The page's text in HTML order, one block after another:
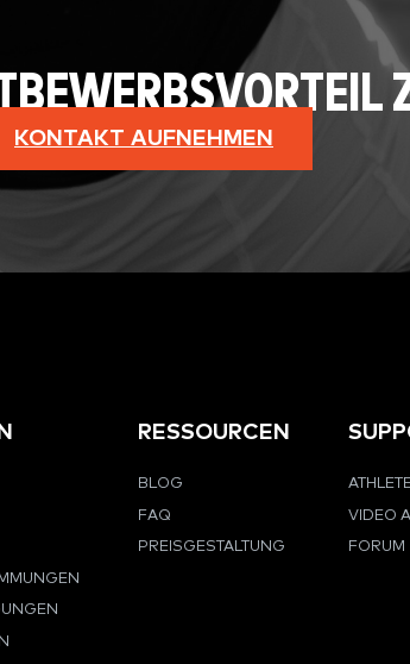
KONTAKT AUFNEHMEN
RESSOURCEN
BLOG
FAQ
PREISGESTALTUNG
VIDEO
FORUM